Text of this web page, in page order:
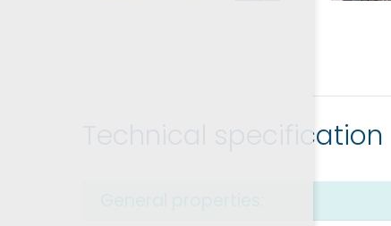
Technical specification